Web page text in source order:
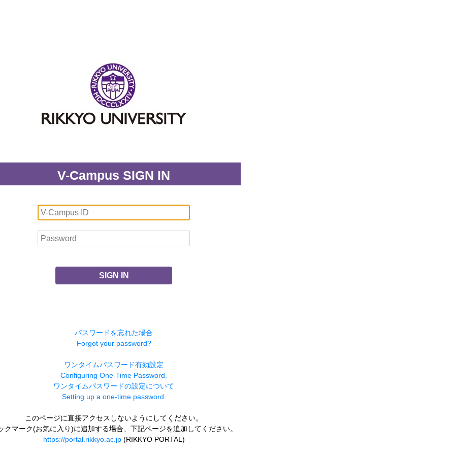
V-Campus SIGN IN
SIGN IN
パスワードを忘れた場合
Forgot your password?
ワンタイムパスワード有効設定
Configuring One-Time Password.
ワンタイムパスワードの設定について
Setting up a one-time password.
このページに直接アクセスしないようにしてください。
クマーク(お気に入り)に追加する場合、下記ページを追加してください。
https://portal.rikkyo.ac.jp(RIKKYO PORTAL)